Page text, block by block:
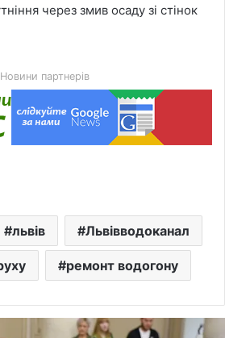
через змив осаду зі стінок
Новини партнерів
львів Львівводоканал
ремонт водогону